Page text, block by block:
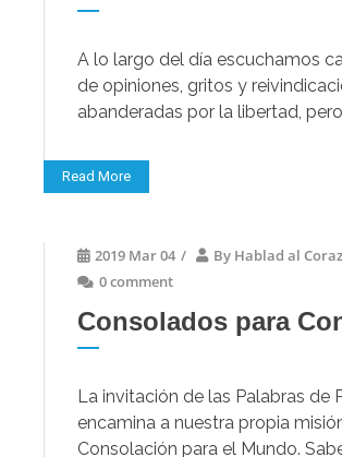
A lo largo del día escuchamos
de opiniones, gritos y
abanderadas por la libertad,
Read More
2019 Mar 04 / By Hablad al
0 comment
Consolados para
La invitación de las Palabras de
encamina a nuestra propia
Consolación para el Mundo.